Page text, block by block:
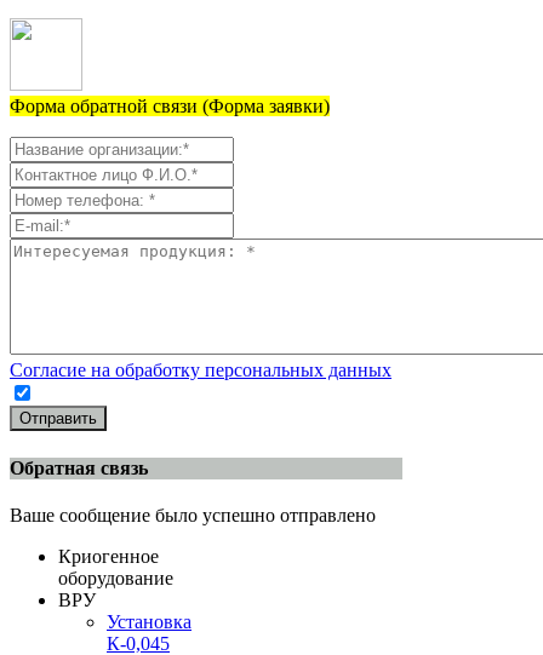
Форма обратной связи (Форма заявки)
Согласие на обработку персональных данных
Отправить
Обратная связь
Ваше сообщение было успешно отправлено
Криогенное
оборудование
ВРУ
Установка
К-0,045